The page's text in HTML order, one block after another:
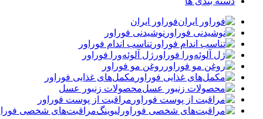
فوراور ایران
نوشیدنی فوراور
تناسب اندام فوراور
ژل آلوئه‌ورا فوراور
روغن مو فوراور
مکمل‌های غذایی فوراور
محصولات زنبور عسل
مراقبت از پوست فوراور
مراقبت‌های شخصی